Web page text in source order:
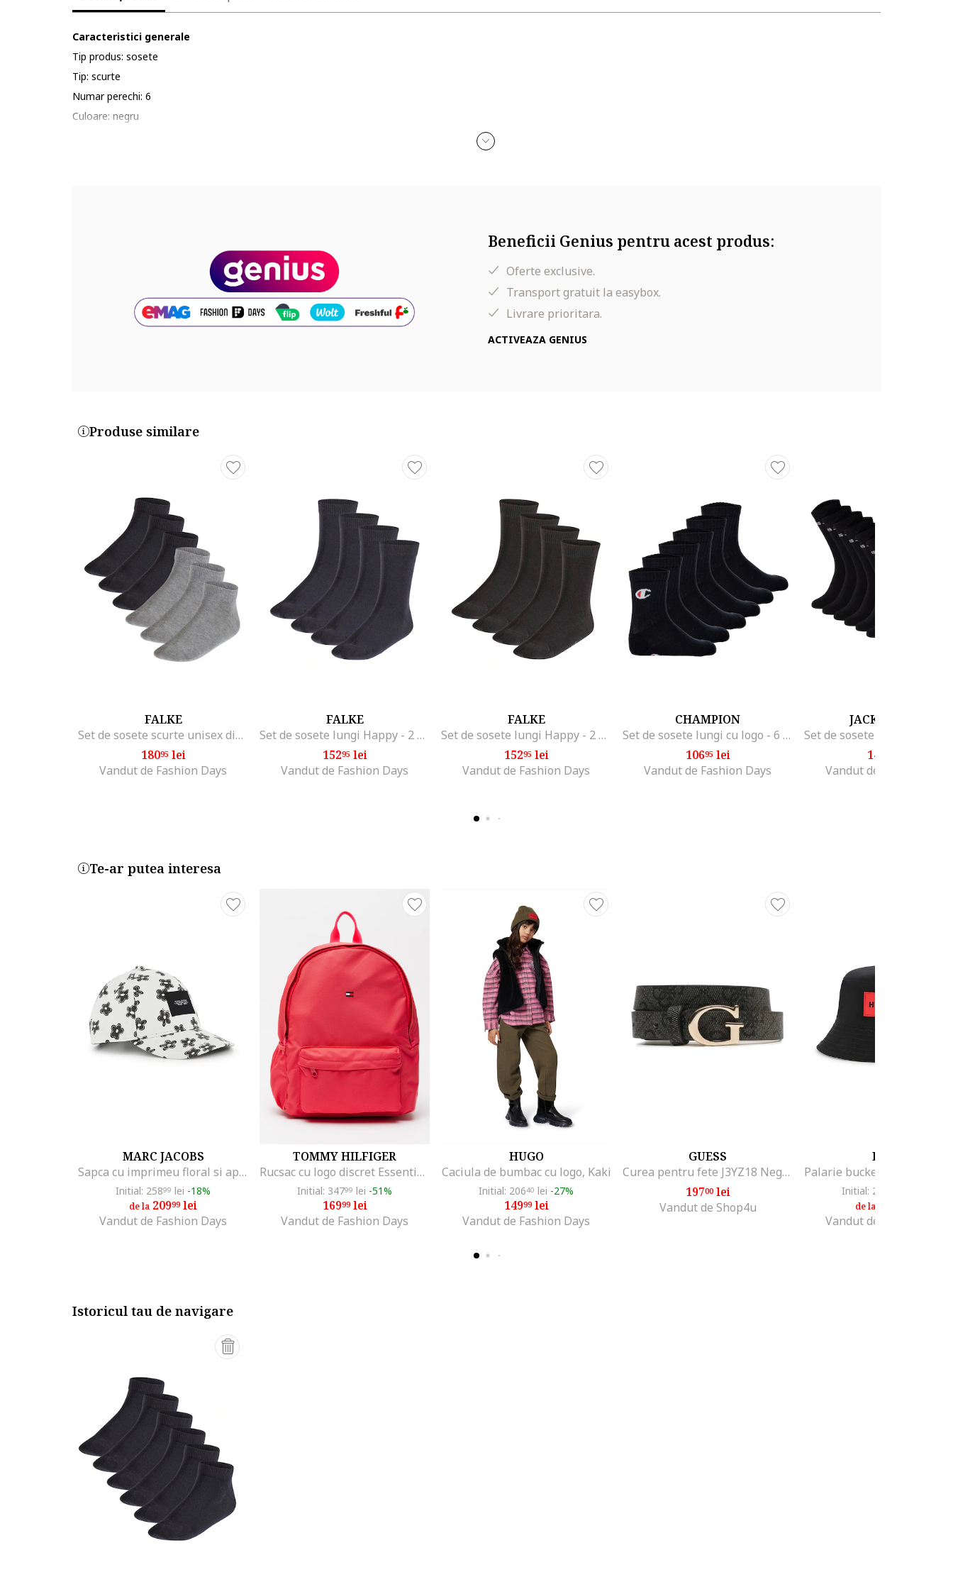
Caracteristici generale
Tip produs: sosete
Tip: scurte
Numar perechi: 6
Culoare: negru
Beneficii Genius pentru acest produs:
Oferte exclusive.
Transport gratuit la easybox.
Livrare prioritara.
ACTIVEAZA GENIUS
Produse similare
FALKE
Set de sosete scurte unisex din amestec de bumbac - 6 perechi, Negru/Gri
18095lei
Vandut de Fashion Days
FALKE
Set de sosete lungi Happy - 2 perechi, Albastru inchis
15295lei
Vandut de Fashion Days
FALKE
Set de sosete lungi Happy - 2 perechi, Negru
15295lei
Vandut de Fashion Days
CHAMPION
Set de sosete lungi cu logo - 6 perechi, Negru
10695lei
Vandut de Fashion Days
JACK & JONES
144
Vandut de Fashion Days
Te-ar putea interesa
MARC JACOBS
Sapca cu imprimeu floral si aplicatie logo, Negru/Alb murdar
Initial: 25899 lei -18%
de la 20999lei
Vandut de Fashion Days
TOMMY HILFIGER
Rucsac cu logo discret Essential, Roz aprins
Initial: 34799 lei -51%
16999lei
Vandut de Fashion Days
HUGO
Caciula de bumbac cu logo, Kaki
Initial: 20640 lei -27%
14999lei
Vandut de Fashion Days
GUESS
Curea pentru fete J3YZ18 Negru
19700lei
Vandut de Shop4u
HUGO
Initial: 258
de la
Vandut de Fashion Days
Istoricul tau de navigare